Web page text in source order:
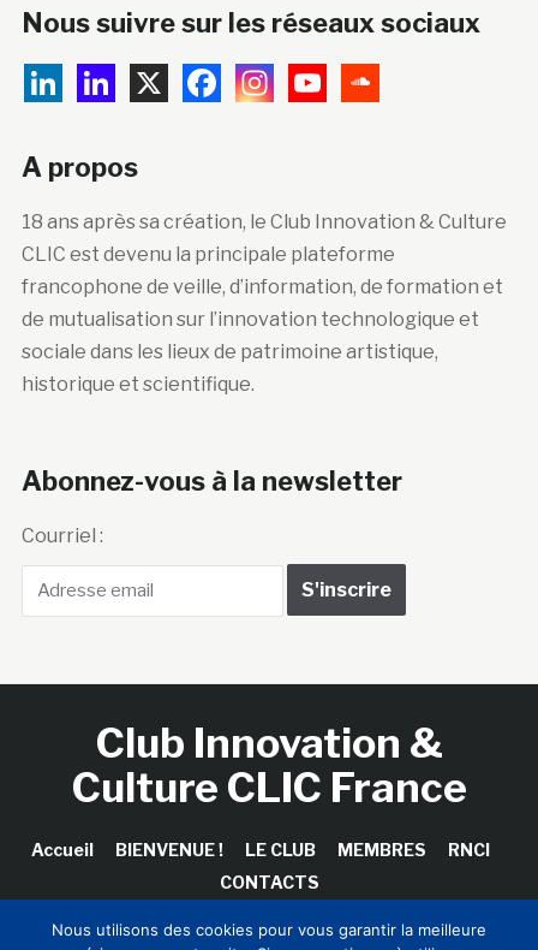
Nous suivre sur les réseaux sociaux
A propos
18 ans après sa création, le Club Innovation & Culture
CLIC est devenu la principale plateforme
francophone de veille, d’information, de formation et
de mutualisation sur l’innovation technologique et
sociale dans les lieux de patrimoine artistique,
historique et scientifique.
Abonnez-vous à la newsletter
Courriel :
Club Innovation &
Culture CLIC France
Accueil BIENVENUE ! LE CLUB MEMBRES
RNCI
CONTACTS
Nous utilisons des cookies pour vous garantir la meilleure